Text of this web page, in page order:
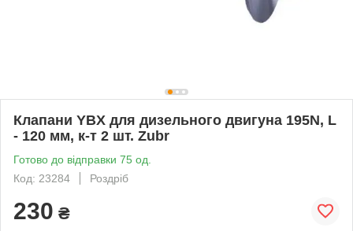
Клапани YBX для дизельного двигуна 195N, L
- 120 мм, к-т 2 шт. Zubr
Готово до відправки 75 од.
Код: 23284
Роздріб
230 ₴